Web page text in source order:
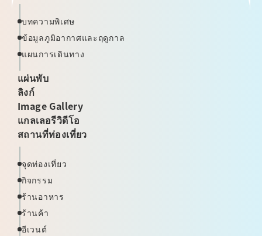
บทความพิเศษ
ข้อมูลภูมิอากาศและฤดูกาล
แผนการเดินทาง
แผ่นพับ
ลิงก์
Image Gallery
แกลเลอรีวิดีโอ
สถานที่ท่องเที่ยว
จุดท่องเที่ยว
กิจกรรม
ร้านอาหาร
ร้านค้า
อีเวนต์